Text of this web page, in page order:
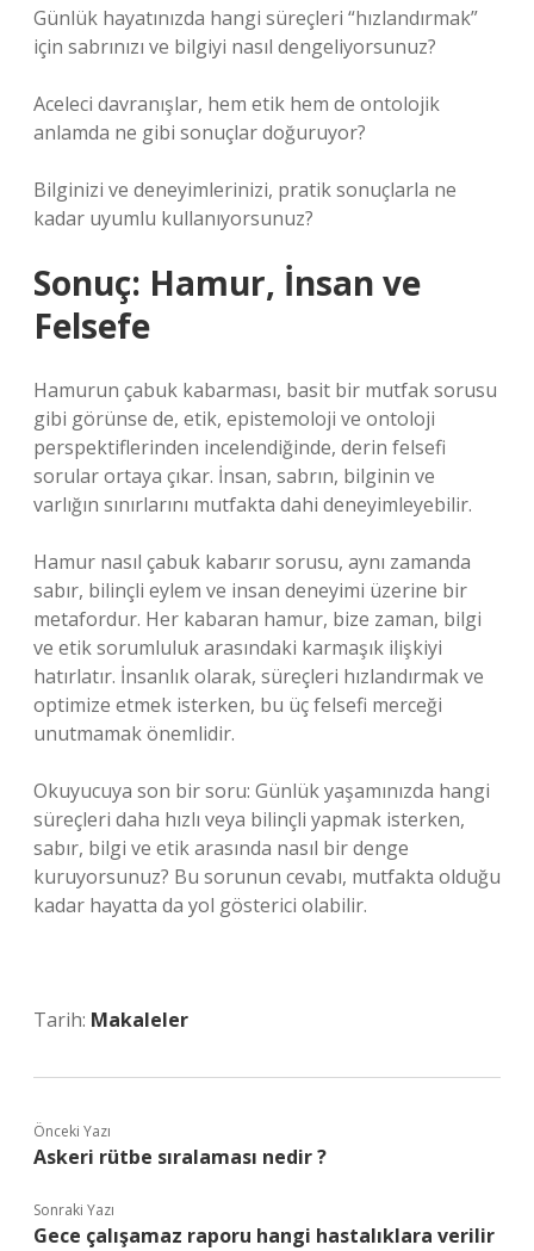
Günlük hayatınızda hangi süreçleri “hızlandırmak”
için sabrınızı ve bilgiyi nasıl dengeliyorsunuz?
Aceleci davranışlar, hem etik hem de ontolojik
anlamda ne gibi sonuçlar doğuruyor?
Bilginizi ve deneyimlerinizi, pratik sonuçlarla ne
kadar uyumlu kullanıyorsunuz?
Sonuç: Hamur, İnsan ve
Felsefe
Hamurun çabuk kabarması, basit bir mutfak sorusu
gibi görünse de, etik, epistemoloji ve ontoloji
perspektiflerinden incelendiğinde, derin felsefi
sorular ortaya çıkar. İnsan, sabrın, bilginin ve
varlığın sınırlarını mutfakta dahi deneyimleyebilir.
Hamur nasıl çabuk kabarır sorusu, aynı zamanda
sabır, bilinçli eylem ve insan deneyimi üzerine bir
metafordur. Her kabaran hamur, bize zaman, bilgi
ve etik sorumluluk arasındaki karmaşık ilişkiyi
hatırlatır. İnsanlık olarak, süreçleri hızlandırmak ve
optimize etmek isterken, bu üç felsefi merceği
unutmamak önemlidir.
Okuyucuya son bir soru: Günlük yaşamınızda hangi
süreçleri daha hızlı veya bilinçli yapmak isterken,
sabır, bilgi ve etik arasında nasıl bir denge
kuruyorsunuz? Bu sorunun cevabı, mutfakta olduğu
kadar hayatta da yol gösterici olabilir.
Tarih: Makaleler
Önceki Yazı
Askeri rütbe sıralaması nedir ?
Sonraki Yazı
Gece çalışamaz raporu hangi hastalıklara verilir